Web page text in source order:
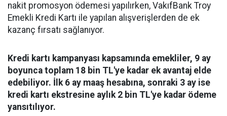
nakit promosyon ödemesi yapılırken, VakıfBank Troy
Emekli Kredi Kartı ile yapılan alışverişlerden de ek
kazanç fırsatı sağlanıyor.
Kredi kartı kampanyası kapsamında emekliler, 9 ay
boyunca toplam 18 bin TL'ye kadar ek avantaj elde
edebiliyor. İlk 6 ay maaş hesabına, sonraki 3 ay ise
kredi kartı ekstresine aylık 2 bin TL'ye kadar ödeme
yansıtılıyor.